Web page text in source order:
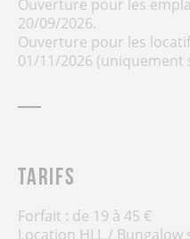
Ouverture pour les
20/09/2026.
Ouverture pour les
01/11/2026 (uniquement
Tarifs
Forfait : de 19 à 45 €
Location HLL / Bungalow